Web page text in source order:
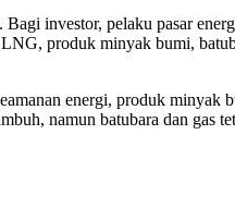
investor, pelaku pasar
produk minyak bumi,
energi, produk minyak
namun batubara dan gas